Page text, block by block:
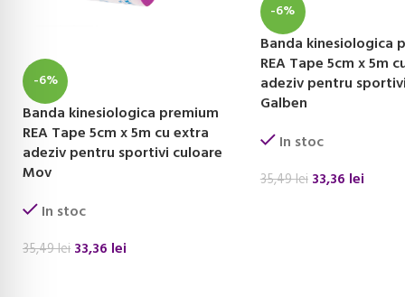
-6%
Banda kinesiologica premium
REA Tape 5cm x 5m cu extra
adeziv pentru sportivi culoare
Mov
In stoc
35,49lei 33,36 lei
-6%
Banda kinesiologica
REA Tape 5cm x 5m
adeziv pentru
Galben
In stoc
35,49lei 33,36 lei